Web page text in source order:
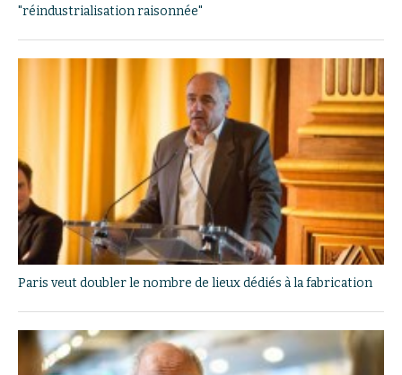
"réindustrialisation raisonnée"
Paris veut doubler le nombre de lieux dédiés à la fabrication